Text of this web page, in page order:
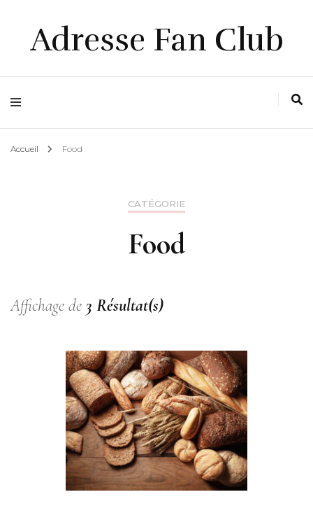
Adresse Fan Club
Accueil Food
CATÉGORIE
Food
Affichage de 3 Résultat(s)